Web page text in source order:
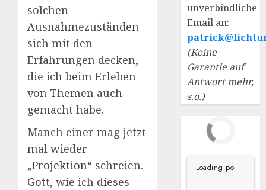
solchen
Ausnahmezuständen
sich mit den
Erfahrungen decken,
die ich beim Erleben
von Themen auch
gemacht habe.
Manch einer mag jetzt
mal wieder
„Projektion“ schreien.
Gott, wie ich dieses
unverbindliche
Email an:
(Keine
Garantie auf
Antwort mehr,
s.o.)
Loading poll
...